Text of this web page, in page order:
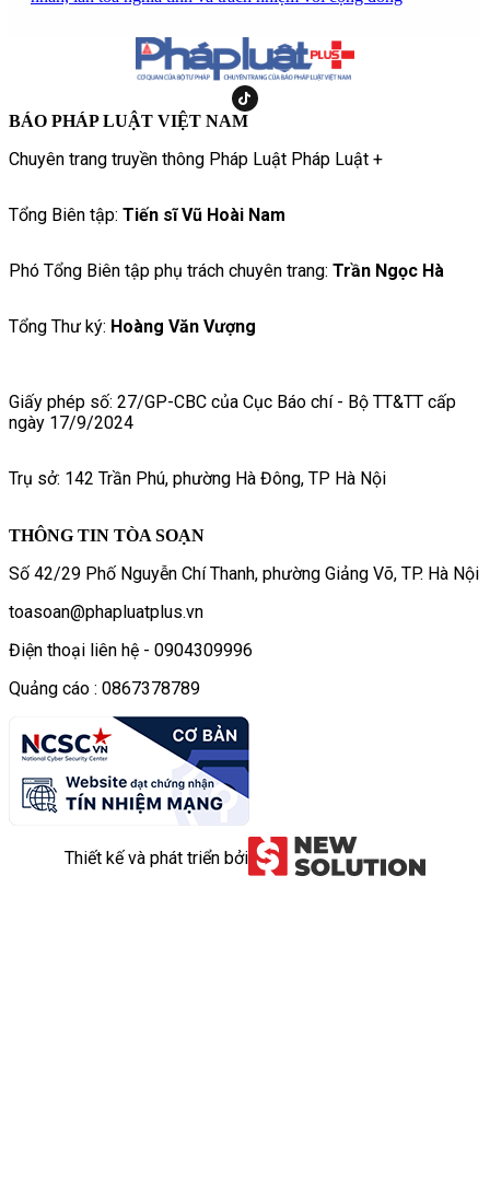
BÁO PHÁP LUẬT VIỆT NAM
Chuyên trang truyền thông Pháp Luật Pháp Luật +
Tổng Biên tập: Tiến sĩ Vũ Hoài Nam
Phó Tổng Biên tập phụ trách chuyên trang: Trần Ngọc Hà
Tổng Thư ký: Hoàng Văn Vượng
Giấy phép số: 27/GP-CBC của Cục Báo chí - Bộ TT&TT cấp
ngày 17/9/2024
Trụ sở: 142 Trần Phú, phường Hà Đông, TP Hà Nội
THÔNG TIN TÒA SOẠN
Số 42/29 Phố Nguyễn Chí Thanh, phường Giảng Võ, TP. Hà Nội
toasoan@phapluatplus.vn
Điện thoại liên hệ - 0904309996
Quảng cáo : 0867378789
Thiết kế và phát triển bởi